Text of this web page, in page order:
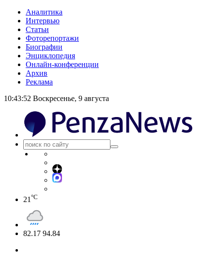
Аналитика
Интервью
Статьи
Фоторепортажи
Биографии
Энциклопедия
Онлайн-конференции
Архив
Реклама
10:43:53 Воскресенье, 9 августа
21 °C
82.17 94.84